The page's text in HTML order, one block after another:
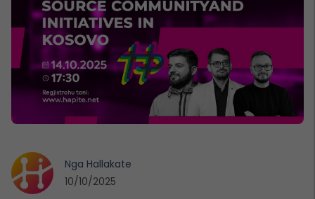
Nga Hallakate
10/10/2025